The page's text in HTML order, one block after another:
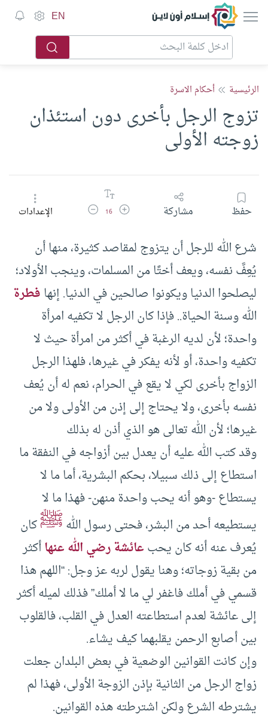
إسلام أون لاين EN
الرئيسية أحكام الاسرة
تزوج الرجل بأخرى دون استئذان
زوجته الأولى
حفظ مشاركة زيادة حجم الخط
16 تقليل حجم الخطالإعدادات
شرع الله للرجل أن يتزوج لمقاصد كثيرة، منها أن
يُعِفَّ نفسه، ويعف أختًا من المسلمات، وينجب الأولاد؛
ليصلحوا الدنيا ويكونوا صالحين في الدنيا. إنهافطرة
الله وسنة الحياة.. فإذا كان الرجل لا تكفيه امرأة
واحدة؛ لأن لديه الرغبة في أكثر من امرأة حيث لا
تكفيه واحدة، أو لأنه يفكر في غيرها، فلهذا الرجل
الزواج بأخرى لكي لا يقع في الحرام، نعم له أن يُعف
نفسه بأخرى، ولا يحتاج إلى إذن من الأولى ولا من
غيرها؛ لأن الله تعالى هو الذي أذن له بذلك
وقد كتب الله عليه أن يعدل بين أزواجه في النفقة ما
استطاع إلى ذلك سبيلا، بحكم البشرية، أما ما لا
يستطاع -وهو أنه يحب واحدة منهن- فهذا ما لا
يستطيعه أحد من البشر، فحتى رسول اللهﷺكان
يُعرف عنه أنه كان يحبعائشة رضي الله عنهاأكثر
من بقية زوجاته؛ وهنا يقول لربه عز وجل: “اللهم هذا
قسمي في أملك فاغفر لي ما لا أملك” فذلك لميله أكثر
إلى عائشة لعدم استطاعته العدل في القلب، فالقلوب
بين أصابع الرحمن يقلبهما كيف يشاء.
وإن كانت القوانين الوضعية في بعض البلدان جعلت
زواج الرجل من الثانية بإذن الزوجة الأولى، فهذا لم
يشترطه الشرع ولكن اشترطته هذه القوانين.